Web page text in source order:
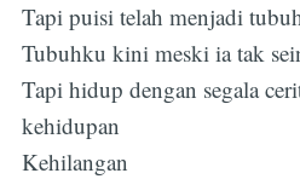
Tapi puisi telah menjadi
Tubuhku kini meski ia tak
Tapi hidup dengan segala
kehidupan
Kehilangan